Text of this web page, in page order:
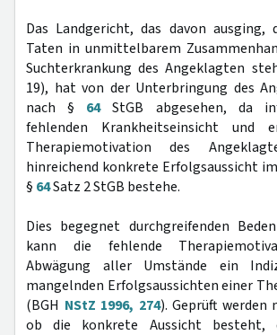
Das Landgericht, das davon ausging,
Taten in unmittelbarem
Suchterkrankung des Angeklagten
19), hat von der Unterbringung des
nach § 64StGB abgesehen, da
fehlenden Krankheitseinsicht und
Therapiemotivation des
hinreichend konkrete Erfolgsaussicht
§ 64Satz 2 StGB bestehe.
Dies begegnet durchgreifenden
kann die fehlende
Abwägung aller Umstände ein
mangelnden Erfolgsaussichten einer
(BGH NStZ 1996, 274). Geprüft werden
ob die konkrete Aussicht besteht,